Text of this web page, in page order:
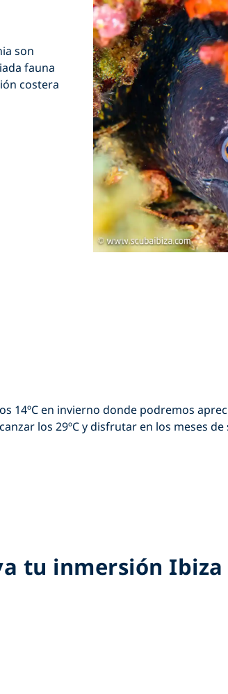
son
fauna
costera
14ºC en invierno donde podremos
los 29ºC y disfrutar en los meses
tu inmersión Ibiza